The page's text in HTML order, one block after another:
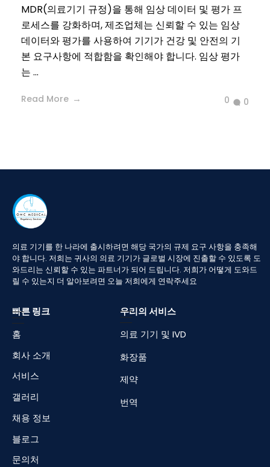
MDR(의료기기 규정)을 통해 임상 데이터 및 평가 프
로세스를 강화하며, 제조업체는 신뢰할 수 있는 임상
데이터와 평가를 사용하여 기기가 건강 및 안전의 기
본 요구사항에 적합함을 확인해야 합니다. 임상 평가
는 ...
Read More 0 0
의료 기기를 한 나라에 출시하려면 해당 국가의 규제 요구 사항을 충족해
야 합니다. 저희는 귀사의 의료 기기가 글로벌 시장에 진출할 수 있도록 도
와드리는 신뢰할 수 있는 파트너가 되어 드립니다. 저희가 어떻게 도와드
릴 수 있는지 더 알아보려면 오늘 저희에게 연락주세요
빠른 링크
홈
회사 소개
서비스
갤러리
채용 정보
블로그
문의처
우리의 서비스
의료 기기 및 IVD
화장품
제약
번역